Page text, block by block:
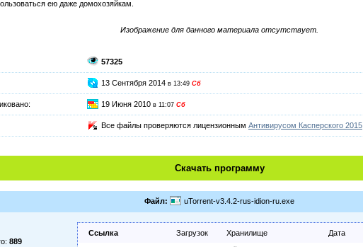
ею даже домохозяйкам.
Изображение для данного материала отсутствует.
57325
13 Сентября 2014 в 13:49 Сб
19 Июня 2010 в 11:07 Сб
Все файлы проверяются лицензионным Антивирусом Касперского 2015
Скачать программу
Файл: uTorrent-v3.4.2-rus-idion-ru.exe
889
Ссылка Загрузок Хранилище Дата